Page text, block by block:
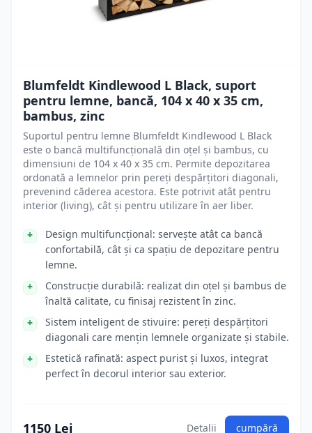
Blumfeldt Kindlewood L Black, suport
pentru lemne, bancă, 104 x 40 x 35 cm,
bambus, zinc
Suportul pentru lemne Blumfeldt Kindlewood L Black
este o bancă multifuncțională din oțel și bambus, cu
dimensiuni de 104 x 40 x 35 cm. Permite depozitarea
ordonată a lemnelor prin pereți despărțitori diagonali,
prevenind căderea acestora. Este potrivit atât pentru
interior (living), cât și pentru utilizare în aer liber.
Design multifuncțional: servește atât ca bancă
confortabilă, cât și ca spațiu de depozitare pentru
lemne.
Construcție durabilă: realizat din oțel și bambus de
înaltă calitate, cu finisaj rezistent în zinc.
Sistem inteligent de stivuire: pereți despărțitori
diagonali care mențin lemnele organizate și stabile.
Estetică rafinată: aspect purist și luxos, integrat
perfect în decorul interior sau exterior.
1150 Lei Detalii cumpără